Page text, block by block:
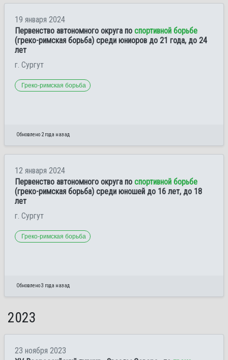
19 января 2024
Первенство автономного округа по спортивной борьбе
(греко-римская борьба) среди юниоров до 21 года, до 24
лет
г. Сургут
Греко-римская борьба
Обновлено 2 года назад
12 января 2024
Первенство автономного округа по спортивной борьбе
(греко-римская борьба) среди юношей до 16 лет, до 18
лет
г. Сургут
Греко-римская борьба
Обновлено 3 года назад
2023
23 ноября 2023